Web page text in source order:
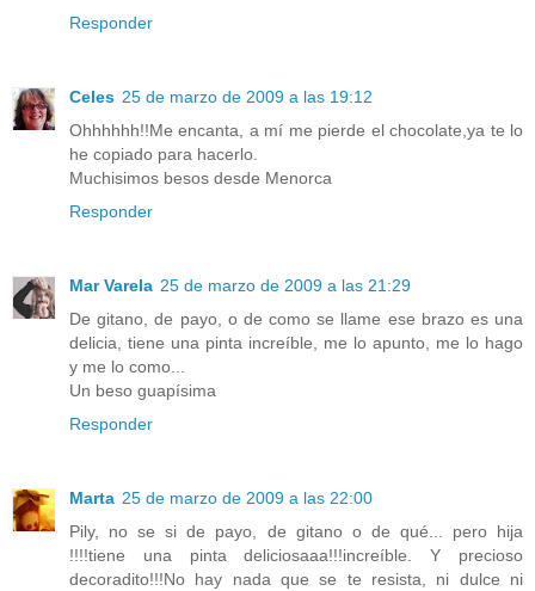
Responder
Celes 25 de marzo de 2009 a las 19:12
Ohhhhhh!!Me encanta, a mí me pierde el chocolate,ya te lo
he copiado para hacerlo.
Muchisimos besos desde Menorca
Responder
Mar Varela 25 de marzo de 2009 a las 21:29
De gitano, de payo, o de como se llame ese brazo es una
delicia, tiene una pinta increíble, me lo apunto, me lo hago
y me lo como...
Un beso guapísima
Responder
Marta 25 de marzo de 2009 a las 22:00
Pily, no se si de payo, de gitano o de qué... pero hija
!!!!tiene una pinta deliciosaaa!!!increíble. Y precioso
decoradito!!!No hay nada que se te resista, ni dulce ni